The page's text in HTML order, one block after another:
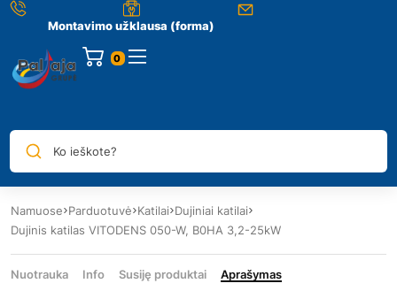
Montavimo užklausa (forma)
0
Ko ieškote?
Namuose Parduotuvė Katilai Dujiniai katilai
Dujinis katilas VITODENS 050-W, B0HA 3,2-25kW
Nuotrauka Info Susiję produktai Aprašymas